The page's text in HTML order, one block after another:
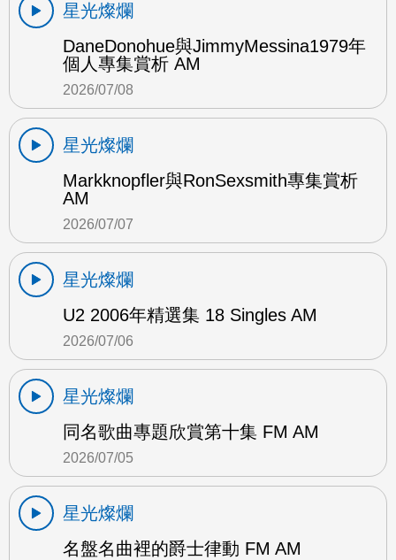
星光燦爛
DaneDonohue與JimmyMessina1979年
個人專集賞析 AM
2026/07/08
星光燦爛
Markknopfler與RonSexsmith專集賞析
AM
2026/07/07
星光燦爛
U2 2006年精選集 18 Singles AM
2026/07/06
星光燦爛
同名歌曲專題欣賞第十集 FM AM
2026/07/05
星光燦爛
名盤名曲裡的爵士律動 FM AM